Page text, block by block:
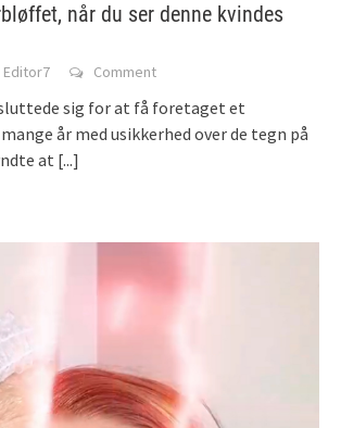
når du ser denne kvindes
Editor7 Comment
sig for at få foretaget et
år med usikkerhed over de tegn på
at [...]